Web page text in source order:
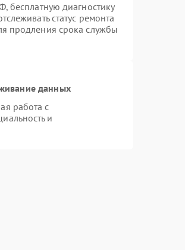
бесплатную диагностику
статус ремонта
продления срока службы
данных
работа с
и